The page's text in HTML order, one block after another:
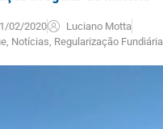
02/2020
Luciano Motta
Notícias Regularização Fundiária